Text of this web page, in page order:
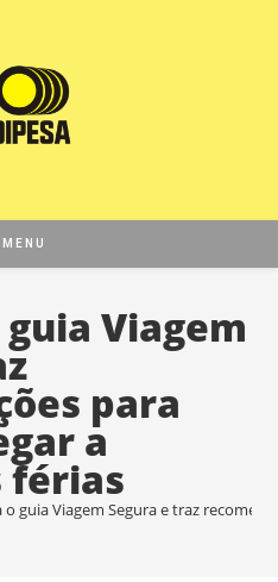
MENU
Viagem
para
a
férias
o guia Viagem Segura e traz